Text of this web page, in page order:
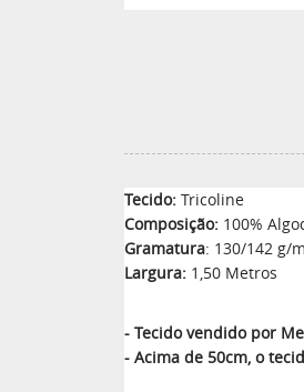
Tecido: Tricoline
Composição: 100%
Gramatura: 130/142 g/
Largura: 1,50 Metros
- Tecido vendido por
- Acima de 50cm, o